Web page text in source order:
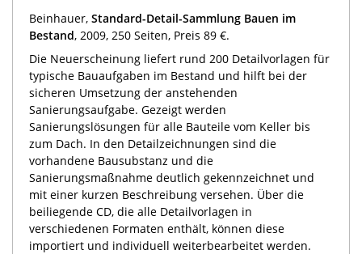
Beinhauer, Standard-Detail-Sammlung Bauen im
Bestand, 2009, 250 Seiten, Preis 89 €.
Die Neuerscheinung liefert rund 200 Detailvorlagen für
typische Bauaufgaben im Bestand und hilft bei der
sicheren Umsetzung der anstehenden
Sanierungsaufgabe. Gezeigt werden
Sanierungslösungen für alle Bauteile vom Keller bis
zum Dach. In den Detailzeichnungen sind die
vorhandene Bausubstanz und die
Sanierungsmaßnahme deutlich gekennzeichnet und
mit einer kurzen Beschreibung versehen. Über die
beiliegende CD, die alle Detailvorlagen in
verschiedenen Formaten enthält, können diese
importiert und individuell weiterbearbeitet werden.